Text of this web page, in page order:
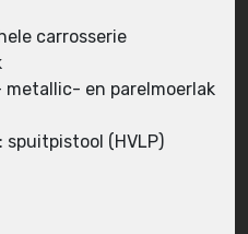
carrosserie
en parelmoerlak
(HVLP)